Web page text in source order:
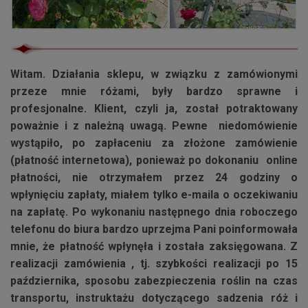
Witam. Działania sklepu, w związku z zamówionymi
przeze mnie różami, były bardzo sprawne i
profesjonalne. Klient, czyli ja, został potraktowany
poważnie i z należną uwagą. Pewne niedomówienie
wystąpiło, po zapłaceniu za złożone zamówienie
(płatność internetowa), ponieważ po dokonaniu online
płatności, nie otrzymałem przez 24 godziny o
wpłynięciu zapłaty, miałem tylko e-maila o oczekiwaniu
na zapłatę. Po wykonaniu następnego dnia roboczego
telefonu do biura bardzo uprzejma Pani poinformowała
mnie, że płatność wpłynęła i została zaksięgowana. Z
realizacji zamówienia , tj. szybkości realizacji po 15
października, sposobu zabezpieczenia roślin na czas
transportu, instruktażu dotyczącego sadzenia róż i